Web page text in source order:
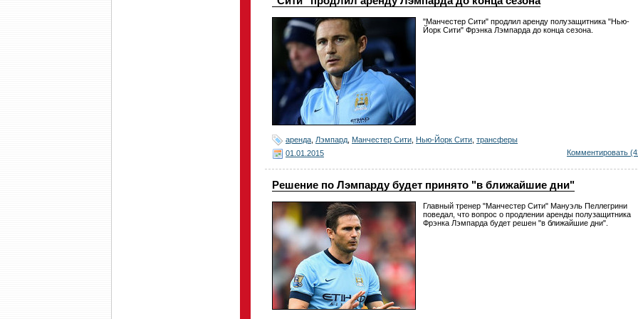
"Манчестер Сити" продлил аренду полузащитника "Нью-
Йорк Сити" Фрэнка Лэмпарда до конца сезона.
аренда Лэмпард Манчестер Сити Нью-Йорк Сити трансферы
01.01.2015
Комментировать
Решение по Лэмпарду будет принято "в ближайшие дни"
Главный тренер "Манчестер Сити" Мануэль Пеллегрини
поведал, что вопрос о продлении аренды полузащитника
Фрэнка Лэмпарда будет решен "в ближайшие дни".